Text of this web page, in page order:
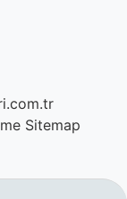
Sitemap